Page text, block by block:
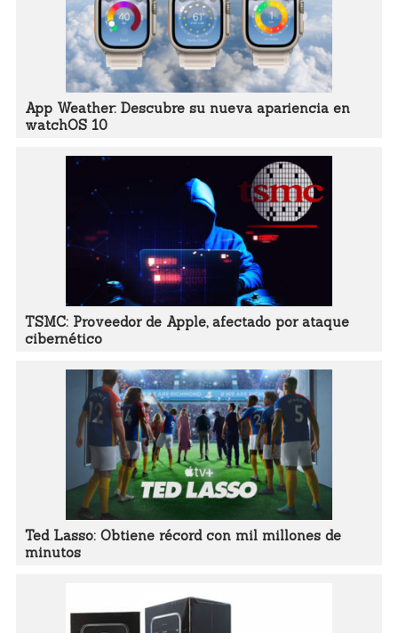
App Weather: Descubre su nueva apariencia en
watchOS 10
TSMC: Proveedor de Apple, afectado por ataque
cibernético
Ted Lasso: Obtiene récord con mil millones de
minutos